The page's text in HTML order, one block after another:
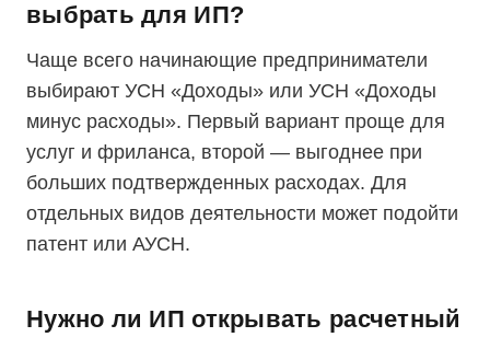
выбрать для ИП?
Чаще всего начинающие предприниматели
выбирают УСН «Доходы» или УСН «Доходы
минус расходы». Первый вариант проще для
услуг и фриланса, второй — выгоднее при
больших подтвержденных расходах. Для
отдельных видов деятельности может подойти
патент или АУСН.
Нужно ли ИП открывать расчетный